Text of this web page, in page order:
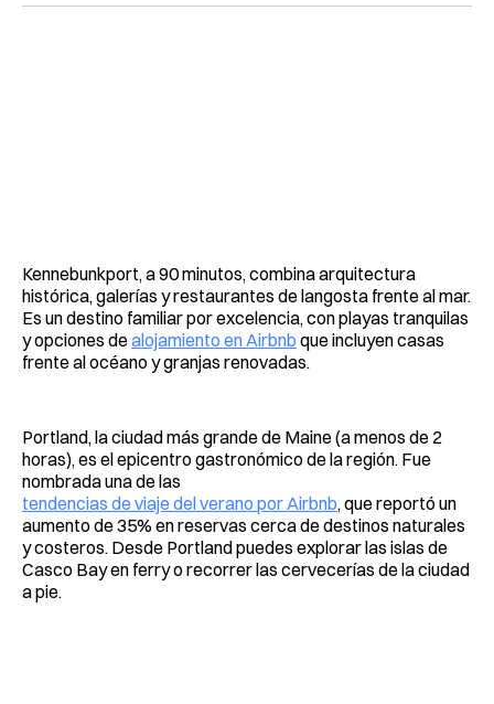
Kennebunkport, a 90 minutos, combina arquitectura
histórica, galerías y restaurantes de langosta frente al mar.
Es un destino familiar por excelencia, con playas tranquilas
y opciones dealojamiento en Airbnb que incluyen casas
frente al océano y granjas renovadas.
Portland, la ciudad más grande de Maine (a menos de 2
horas), es el epicentro gastronómico de la región. Fue
nombrada una de las
tendencias de viaje del verano por Airbnb, que reportó un
aumento de 35% en reservas cerca de destinos naturales
y costeros. Desde Portland puedes explorar las islas de
Casco Bay en ferry o recorrer las cervecerías de la ciudad
a pie.